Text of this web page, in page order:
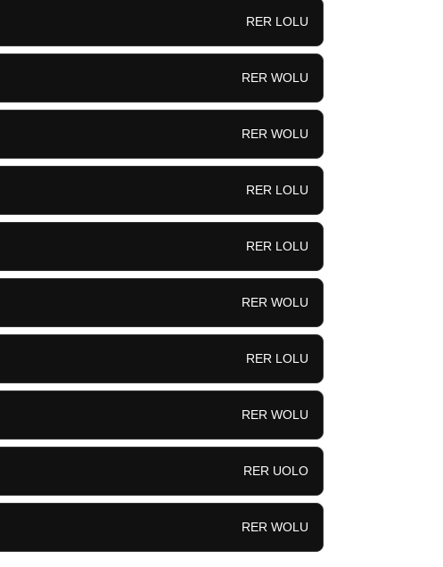
RER LOLU
RER WOLU
RER WOLU
RER LOLU
RER LOLU
RER WOLU
RER LOLU
RER WOLU
RER UOLO
RER WOLU